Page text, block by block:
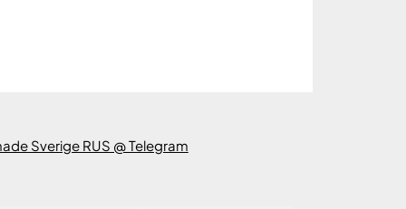
Sverige RUS @ Telegram